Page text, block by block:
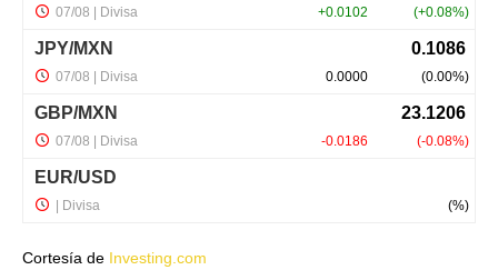
Cortesía de Investing.com